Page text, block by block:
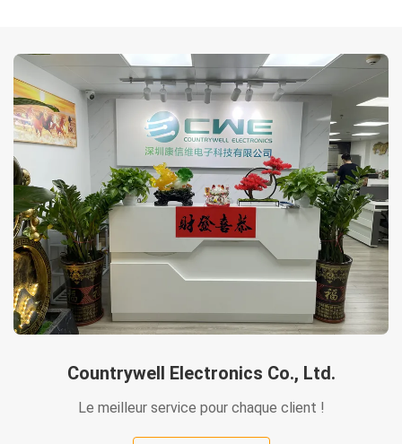
Countrywell Electronics Co., Ltd.
Le meilleur service pour chaque client !